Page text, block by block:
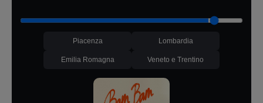
Piacenza Lombardia
Emilia Romagna Veneto e Trentino